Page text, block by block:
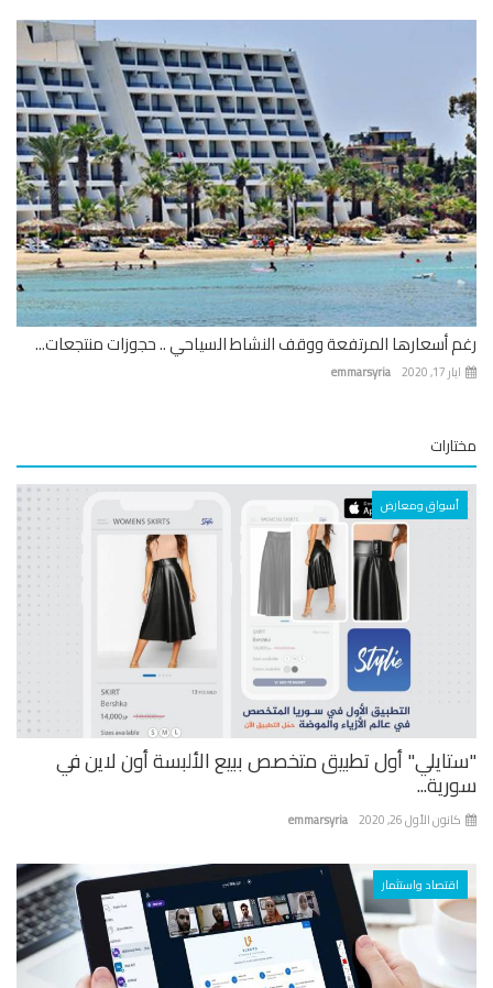
أسعارها المرتفعة ووقف النشاط السياحي .. حجوزات منتجعات...
emmarsyria
أسواق ومعارض
أول تطبيق متخصص ببيع الألبسة أون لاين في
emmarsyria الأول 26, 2020
اقتصاد واستثمار